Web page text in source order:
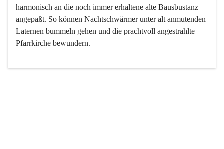
harmonisch an die noch immer erhaltene alte Bausbustanz
angepaßt. So können Nachtschwärmer unter alt anmutenden
Laternen bummeln gehen und die prachtvoll angestrahlte
Pfarrkirche bewundern.
Der Weinbau dominert heute nicht mehr, ist aber integrativer